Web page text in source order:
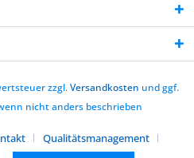
zzgl.Versandkosten und ggf.
nicht anders beschrieben
Qualitätsmanagement